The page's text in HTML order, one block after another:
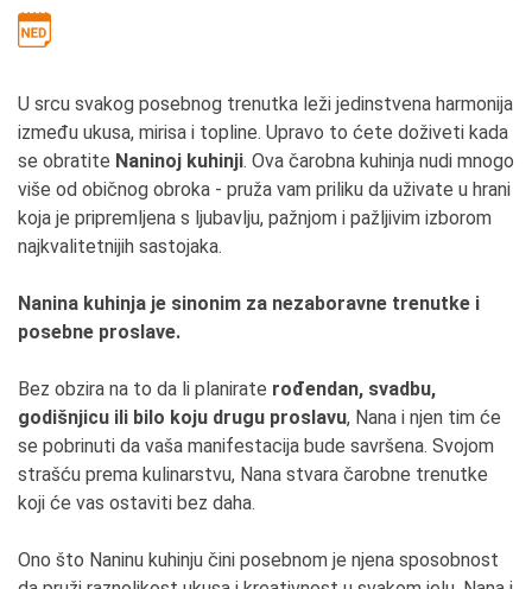
U srcu svakog posebnog trenutka leži jedinstvena harmonija
između ukusa, mirisa i topline. Upravo to ćete doživeti kada
se obratite Naninoj kuhinji. Ova čarobna kuhinja nudi mnogo
više od običnog obroka - pruža vam priliku da uživate u hrani
koja je pripremljena s ljubavlju, pažnjom i pažljivim izborom
najkvalitetnijih sastojaka.
Nanina kuhinja je sinonim za nezaboravne trenutke i
posebne proslave.
Bez obzira na to da li planirate rođendan, svadbu,
godišnjicu ili bilo koju drugu proslavu, Nana i njen tim će
se pobrinuti da vaša manifestacija bude savršena. Svojom
strašću prema kulinarstvu, Nana stvara čarobne trenutke
koji će vas ostaviti bez daha.
Ono što Naninu kuhinju čini posebnom je njena sposobnost